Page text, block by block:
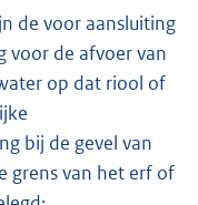
de voor aansluiting
voor de afvoer van
op dat riool of
bij de gevel van
grens van het erf of